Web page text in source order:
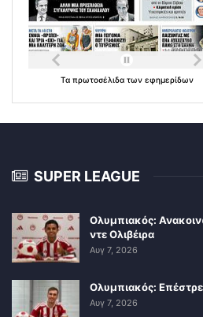
Τα πρωτοσέλιδα των εφημερίδων
SUPER LEAGUE
Ολυμπιακός:
ντε Ολιβέιρα
Αυγ 7, 2026
Ολυμπιακός:
Αυγ 7, 2026